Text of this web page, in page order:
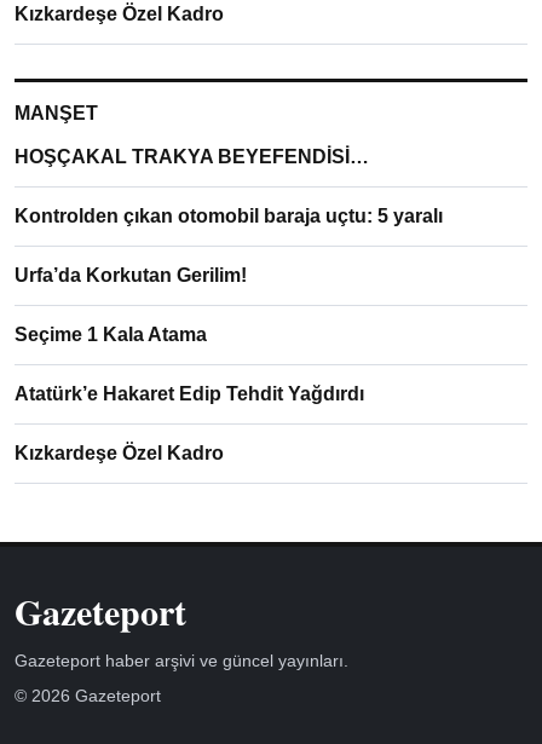
Kızkardeşe Özel Kadro
MANŞET
HOŞÇAKAL TRAKYA BEYEFENDİSİ…
Kontrolden çıkan otomobil baraja uçtu: 5 yaralı
Urfa’da Korkutan Gerilim!
Seçime 1 Kala Atama
Atatürk’e Hakaret Edip Tehdit Yağdırdı
Kızkardeşe Özel Kadro
Gazeteport
Gazeteport haber arşivi ve güncel yayınları.
© 2026 Gazeteport